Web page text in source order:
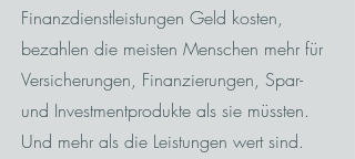
Finanzdienstleistungen Geld kosten,
bezahlen die meisten Menschen mehr für
Versicherungen, Finanzierungen, Spar-
und Investmentprodukte als sie müssten.
Und mehr als die Leistungen wert sind.